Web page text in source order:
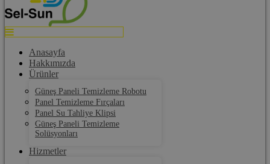
Anasayfa
Hakkımızda
Ürünler
Güneş Paneli Temizleme Robotu
Panel Temizleme Fırçaları
Panel Su Tahliye Klipsi
Güneş Paneli Temizleme
Solüsyonları
Hizmetler